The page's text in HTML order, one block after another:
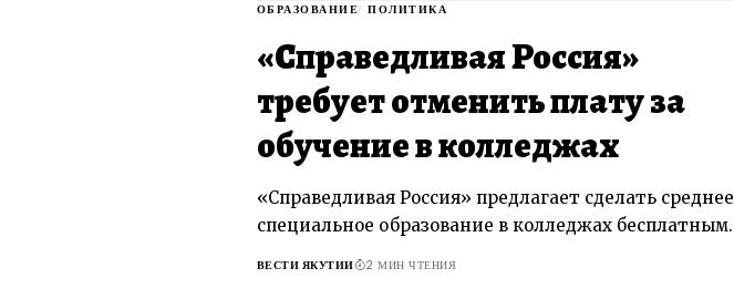
ОБРАЗОВАНИЕ ПОЛИТИКА
«Справедливая Россия»
требует отменить плату за
обучение в колледжах
«Справедливая Россия» предлагает сделать среднее
специальное образование в колледжах бесплатным.
ВЕСТИ ЯКУТИИ 2 МИН ЧТЕНИЯ